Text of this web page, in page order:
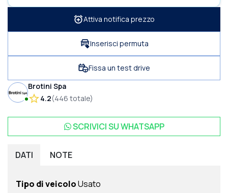
Attiva notifica prezzo
Inserisci permuta
Fissa un test drive
Brotini Spa
4.2(446 totale)
SCRIVICI SUWHATSAPP
DATI NOTE
Tipo di veicoloUsato